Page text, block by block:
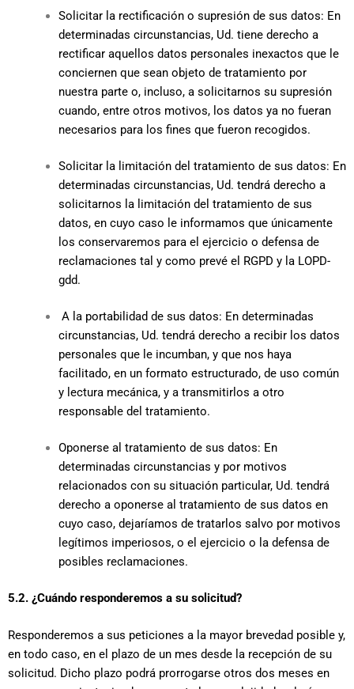
Solicitar la rectificación o supresión de sus datos: En
determinadas circunstancias, Ud. tiene derecho a
rectificar aquellos datos personales inexactos que le
conciernen que sean objeto de tratamiento por
nuestra parte o, incluso, a solicitarnos su supresión
cuando, entre otros motivos, los datos ya no fueran
necesarios para los fines que fueron recogidos.
Solicitar la limitación del tratamiento de sus datos: En
determinadas circunstancias, Ud. tendrá derecho a
solicitarnos la limitación del tratamiento de sus
datos, en cuyo caso le informamos que únicamente
los conservaremos para el ejercicio o defensa de
reclamaciones tal y como prevé el RGPD y la LOPD-
gdd.
A la portabilidad de sus datos: En determinadas
circunstancias, Ud. tendrá derecho a recibir los datos
personales que le incumban, y que nos haya
facilitado, en un formato estructurado, de uso común
y lectura mecánica, y a transmitirlos a otro
responsable del tratamiento.
Oponerse al tratamiento de sus datos: En
determinadas circunstancias y por motivos
relacionados con su situación particular, Ud. tendrá
derecho a oponerse al tratamiento de sus datos en
cuyo caso, dejaríamos de tratarlos salvo por motivos
legítimos imperiosos, o el ejercicio o la defensa de
posibles reclamaciones.
5.2. ¿Cuándo responderemos a su solicitud?
Responderemos a sus peticiones a la mayor brevedad posible y,
en todo caso, en el plazo de un mes desde la recepción de su
solicitud. Dicho plazo podrá prorrogarse otros dos meses en